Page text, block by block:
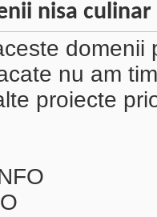
nisa culinar
nu am
proiecte